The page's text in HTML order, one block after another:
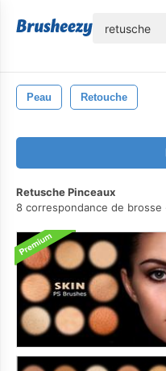
Peau Retouche
Retusche Pinceaux
8 correspondance de brosse